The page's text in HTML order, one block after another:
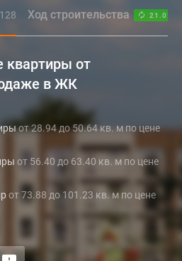
128 Ход строительства
квартиры от
в ЖК
от 28.94 до 50.64 кв. м по цене
от 56.40 до 63.40 кв. м по цене
от 73.88 до 101.23 кв. м по цене